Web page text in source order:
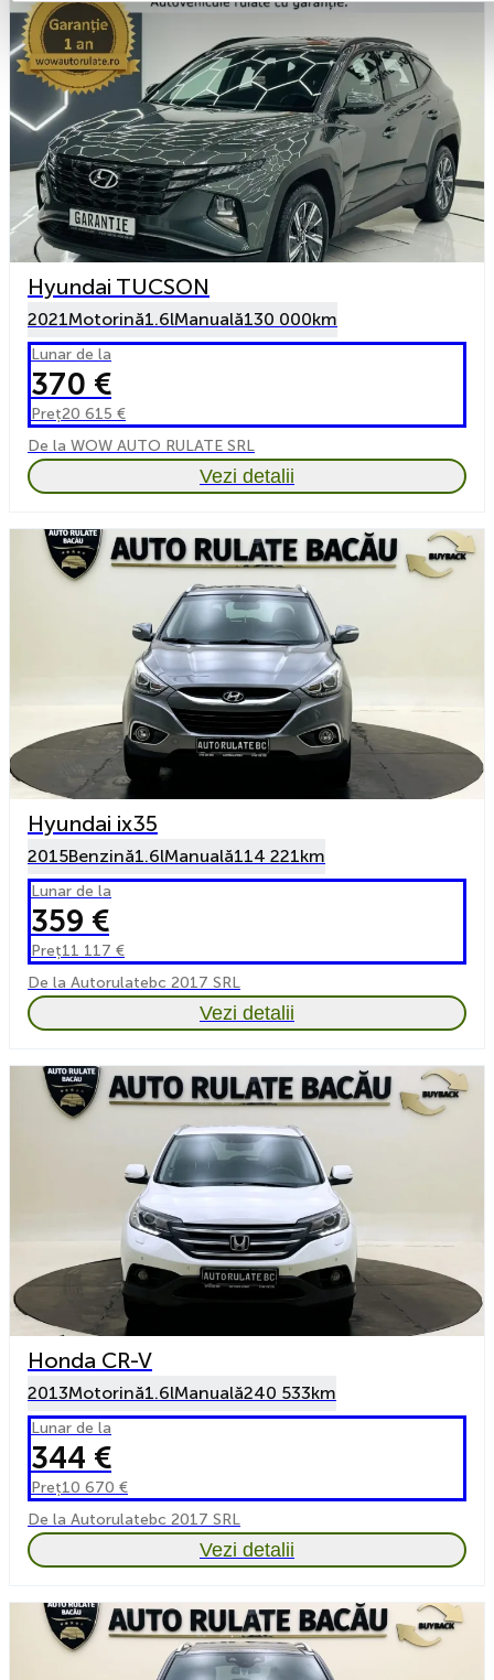
Hyundai TUCSON
2021Motorină1.6lManuală130 000km
Lunar de la
370 €
Preț20 615 €
De la WOW AUTO RULATE SRL
Vezi detalii
Hyundai ix35
2015Benzină1.6lManuală114 221km
Lunar de la
359 €
Preț11 117 €
De la Autorulatebc 2017 SRL
Vezi detalii
Honda CR-V
2013Motorină1.6lManuală240 533km
Lunar de la
344 €
Preț10 670 €
De la Autorulatebc 2017 SRL
Vezi detalii